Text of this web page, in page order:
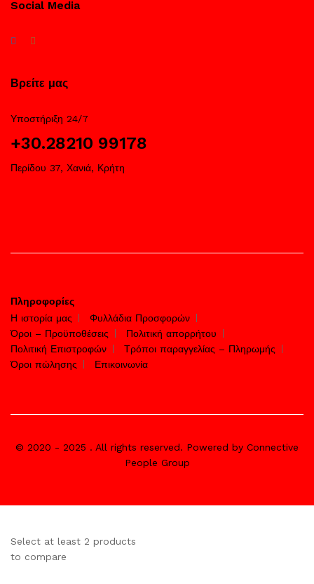
Social Media
Βρείτε μας
Υποστήριξη 24/7
+30.28210 99178
Περίδου 37, Χανιά, Κρήτη
Πληροφορίες
Η ιστορία μας
Φυλλάδια Προσφορών
Όροι – Προϋποθέσεις
Πολιτική απορρήτου
Πολιτική Επιστροφών
Τρόποι παραγγελίας – Πληρωμής
Όροι πώλησης
Επικοινωνία
© 2020 - 2025 . All rights reserved. Powered by Connective
People Group
Select at least 2 products
to compare